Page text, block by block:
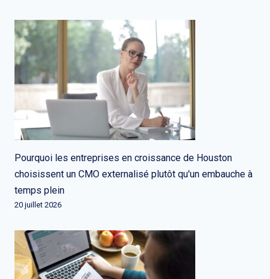
Pourquoi les entreprises en croissance de Houston
choisissent un CMO externalisé plutôt qu'un embauche à
temps plein
20 juillet 2026